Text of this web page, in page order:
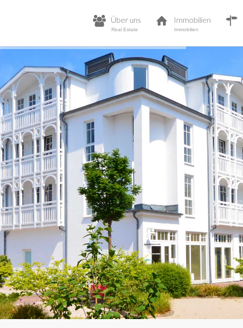
Über uns
Real Estate
Immobilien
Immobilien